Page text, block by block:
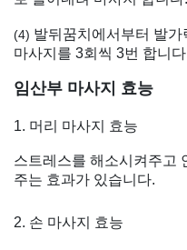
(4) 발뒤꿈치에서부터 발
마사지를 3회씩 3번 합니
임산부 마사지 효능
1. 머리 마사지 효능
스트레스를 해소시켜주고
주는 효과가 있습니다.
2. 손 마사지 효능